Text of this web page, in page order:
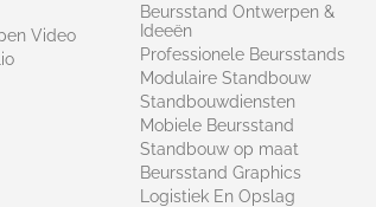
Video
Beursstand Ontwerpen &
Ideeën
Professionele Beursstands
Modulaire Standbouw
Standbouwdiensten
Mobiele Beursstand
Standbouw op maat​
Beursstand Graphics
Logistiek En Opslag